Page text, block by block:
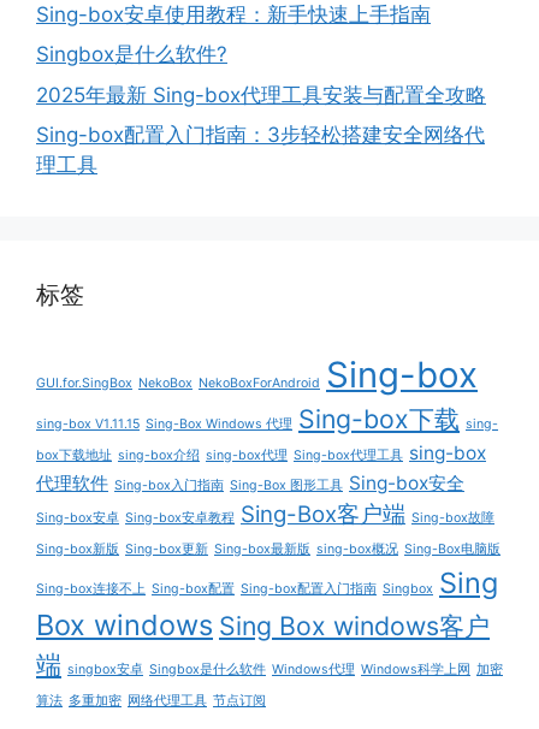
Sing-box安卓使用教程：新手快速上手指南
Singbox是什么软件?
2025年最新 Sing-box代理工具安装与配置全攻略
Sing-box配置入门指南：3步轻松搭建安全网络代
理工具
标签
GUI.for.SingBox NekoBox NekoBoxForAndroid Sing-box
sing-box V1.11.15 Sing-Box Windows 代理 Sing-box下载 sing-
box下载地址 sing-box介绍 sing-box代理 Sing-box代理工具 sing-box
代理软件 Sing-box入门指南 Sing-Box 图形工具 Sing-box安全
Sing-box安卓 Sing-box安卓教程 Sing-Box客户端 Sing-box故障
Sing-box新版 Sing-box更新 Sing-box最新版 sing-box概况 Sing-Box电脑版
Sing-box连接不上 Sing-box配置 Sing-box配置入门指南 Singbox Sing
Box windows Sing Box windows客户
端 singbox安卓 Singbox是什么软件 Windows代理 Windows科学上网 加密
算法 多重加密 网络代理工具 节点订阅